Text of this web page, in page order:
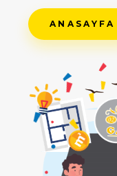
ANASAYFA